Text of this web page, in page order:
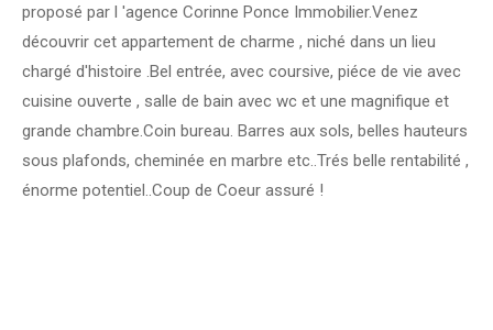
proposé par l 'agence Corinne Ponce Immobilier.Venez
découvrir cet appartement de charme , niché dans un lieu
chargé d'histoire .Bel entrée, avec coursive, piéce de vie avec
cuisine ouverte , salle de bain avec wc et une magnifique et
grande chambre.Coin bureau. Barres aux sols, belles hauteurs
sous plafonds, cheminée en marbre etc..Trés belle rentabilité ,
énorme potentiel..Coup de Coeur assuré !